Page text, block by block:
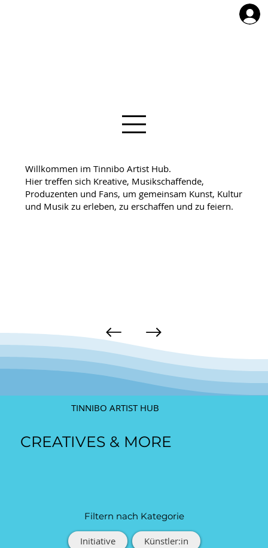
Willkommen im Tinnibo Artist Hub.
Hier treffen sich Kreative, Musikschaffende,
Produzenten und Fans, um gemeinsam Kunst, Kultur
und Musik zu erleben, zu erschaffen und zu feiern.
CREATIVES & MORE
TINNIBO ARTIST HUB
Filtern nach Kategorie
Initiative Künstler:in